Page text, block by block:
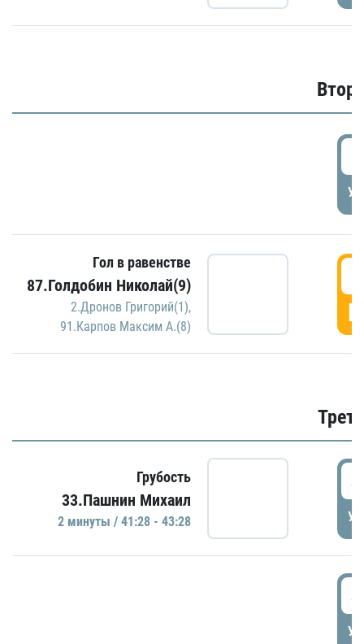
Гол в равенстве
87.Голдобин Николай(9)
2.Дронов Григорий(1),
91.Карпов Максим А.(8)
Грубость
33.Пашнин Михаил
2 минуты / 41:28 - 43:28